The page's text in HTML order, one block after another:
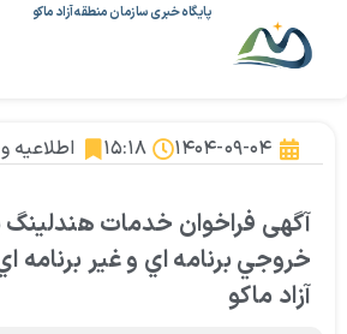
پایگاه خبری سازمان منطقه آزاد ماکو
۱۴۰۴-۰۹-۰۴ ۱۵:۱۸ اطلاعیه
آگهی فراخوان خدمات هندلينگ
خروجي برنامه اي و غير برنامه
آزاد ماكو